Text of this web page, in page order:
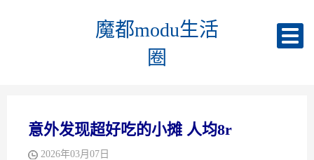
魔都modu生活
圈
意外发现超好吃的小摊 人均8r
2026年03月07日